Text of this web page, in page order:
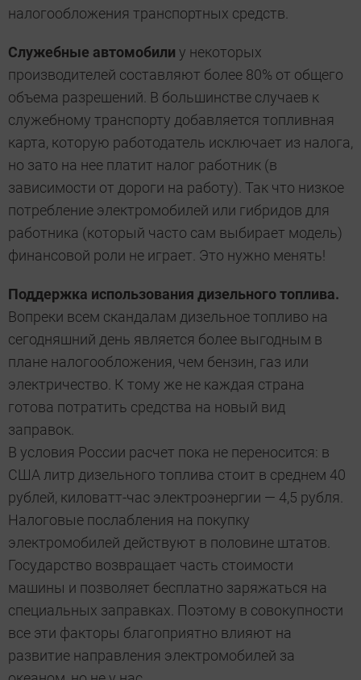
налогообложения транспортных средств.
Служебные автомобили у некоторых
производителей составляют более 80% от общего
объема разрешений. В большинстве случаев к
служебному транспорту добавляется топливная
карта, которую работодатель исключает из налога,
но зато на нее платит налог работник (в
зависимости от дороги на работу). Так что низкое
потребление электромобилей или гибридов для
работника (который часто сам выбирает модель)
финансовой роли не играет. Это нужно менять!
Поддержка использования дизельного топлива.
Вопреки всем скандалам дизельное топливо на
сегодняшний день является более выгодным в
плане налого­обложения, чем бензин, газ или
электричество. К тому же не каждая страна
готова потратить средства на новый вид
заправок.
В условия России расчет пока не переносится: в
США литр дизельного топлива стоит в среднем 40
рублей, киловатт-час электроэнергии — 4,5 рубля.
Налоговые послабления на покупку
электромобилей действуют в половине штатов.
Государство возвращает часть стоимости
машины и позволяет бесплатно заряжаться на
специальных заправках. Поэтому в совокупности
все эти факторы благоприятно влияют на
развитие направления электромобилей за